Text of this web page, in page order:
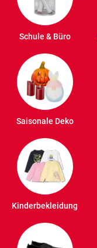
Schule & Büro
Saisonale Deko
Kinderbekleidung